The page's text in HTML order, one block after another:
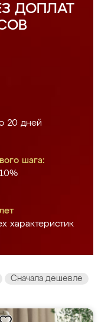
ДОПЛАТ
20 дней
шага:
характеристик
Сначала дешевле